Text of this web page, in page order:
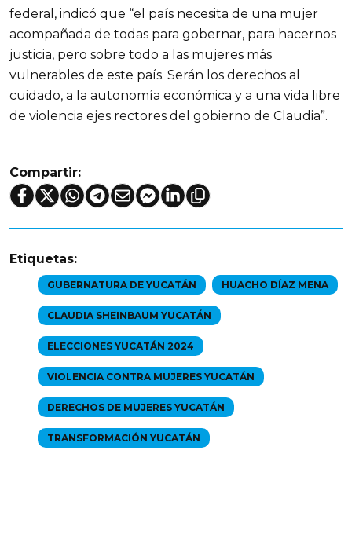
federal, indicó que “el país necesita de una mujer
acompañada de todas para gobernar, para hacernos
justicia, pero sobre todo a las mujeres más
vulnerables de este país. Serán los derechos al
cuidado, a la autonomía económica y a una vida libre
de violencia ejes rectores del gobierno de Claudia”.
Compartir:
Etiquetas:
GUBERNATURA DE YUCATÁN HUACHO DÍAZ MENA
CLAUDIA SHEINBAUM YUCATÁN
ELECCIONES YUCATÁN 2024
VIOLENCIA CONTRA MUJERES YUCATÁN
DERECHOS DE MUJERES YUCATÁN
TRANSFORMACIÓN YUCATÁN